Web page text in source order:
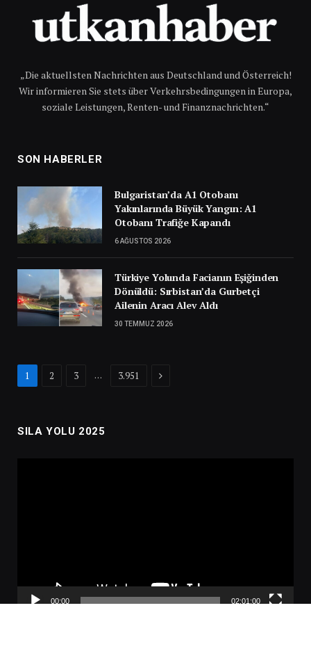
„Die aktuellsten Nachrichten aus Deutschland und Österreich!
Wir informieren Sie stets über Verkehrsbedingungen in Europa,
soziale Leistungen, Renten- und Finanznachrichten.“
SON HABERLER
Bulgaristan’da A1 Otobanı
Yakınlarında Büyük Yangın: A1
Otobanı Trafiğe Kapandı
6 AĞUSTOS 2026
Türkiye Yolunda Facianın Eşiğinden
Dönüldü: Sırbistan’da Gurbetçi
Ailenin Aracı Alev Aldı
30 TEMMUZ 2026
1 2 3 … 3.951 Next
SILA YOLU 2025
00:00 02:01:00